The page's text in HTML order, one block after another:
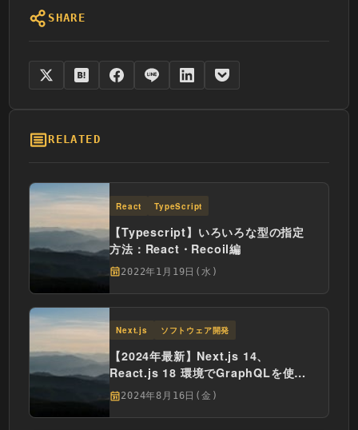
SHARE
RELATED
React TypeScript
【Typescript】いろいろな型の指定
方法：React・Recoil編
2022年1月19日(水)
Next.js ソフトウェア開発
【2024年最新】Next.js 14、
React.js 18 環境でGraphQLを使用
した環境構築手順
2024年8月16日(金)